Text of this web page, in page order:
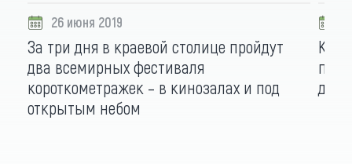
26 июня 2019
За три дня в краевой столице пройдут
два всемирных фестиваля
короткометражек – в кинозалах и под
открытым небом
Как